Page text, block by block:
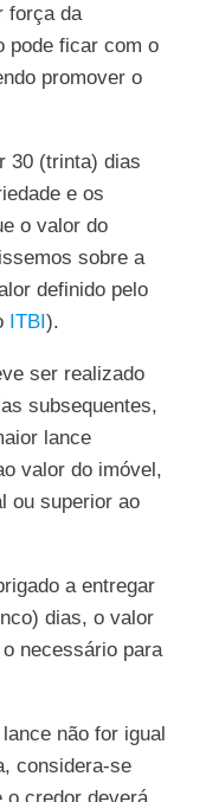
força da
pode ficar com o
promover o
30 (trinta) dias
e os
o valor do
sobre a
definido pelo
ITBI).
ser realizado
subsequentes,
lance
valor do imóvel,
ou superior ao
a entregar
dias, o valor
necessário para
não for igual
considera-se
o credor deverá